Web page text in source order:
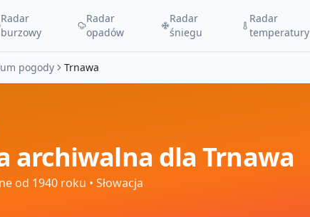
Radar
burzowy
Radar
opadów
Radar
śniegu
Radar
temperatury
pogody Trnawa
archiwalna dlaTrnawa
od 1940 roku • Słowacja